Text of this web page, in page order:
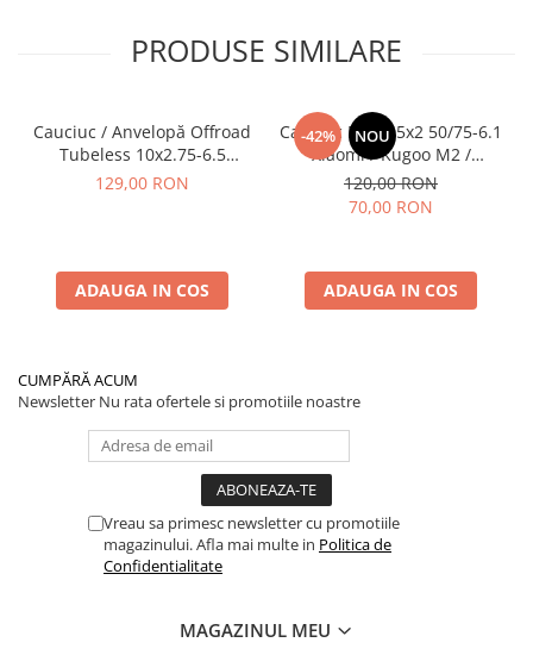
PRODUSE SIMILARE
Cauciuc / Anvelopă Offroad
Tubeless 10x2.75-6.5
KuKirin G2/G2 Master 2025
129,00 RON
ADAUGA IN COS
-42% NOU
Cauciuc Plin 8.5x2 50/75-6.1
Xiaomi / Kugoo M2 /
Ducati/Evergreen/Motus/
120,00 RON
70,00 RON
ADAUGA IN COS
CUMPĂRĂ ACUM
Newsletter Nu rata ofertele si promotiile noastre
Vreau sa primesc newsletter cu promotiile
magazinului. Afla mai multe in Politica de
Confidentialitate
MAGAZINUL MEU